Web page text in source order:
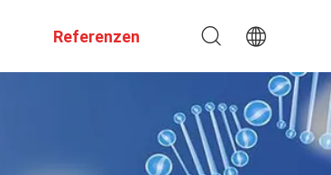
Referenzen